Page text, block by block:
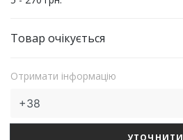
Товар очікується
Отримати інформацію
УТОЧНИТИ